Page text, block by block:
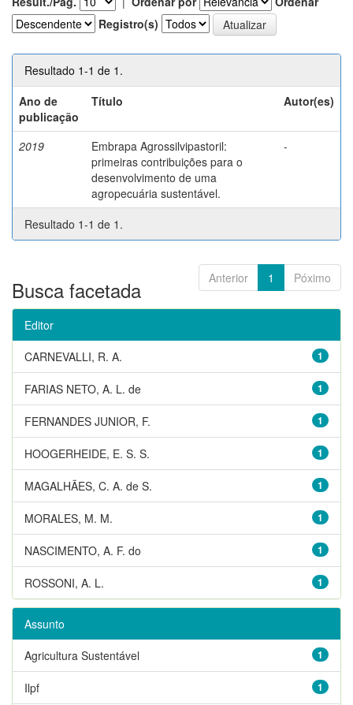
Registro(s)
Resultado 1-1 de 1.
Ano de
publicação
Título Autor(es)
2019
Embrapa Agrossilvipastoril:
primeiras contribuições para o
desenvolvimento de uma
agropecuária sustentável.
-
Resultado 1-1 de 1.
Anterior 1 Póximo
Busca facetada
Editor
1
CARNEVALLI, R. A.
1
FARIAS NETO, A. L. de
1
FERNANDES JUNIOR, F.
1
HOOGERHEIDE, E. S. S.
1
MAGALHÃES, C. A. de S.
1
MORALES, M. M.
1
NASCIMENTO, A. F. do
1
ROSSONI, A. L.
Assunto
1
Agricultura Sustentável
1
Ilpf